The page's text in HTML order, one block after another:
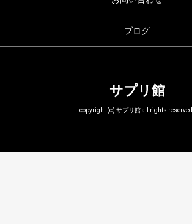
ブログ
サプリ館
copyright (c) サプリ館 all rights reserved.